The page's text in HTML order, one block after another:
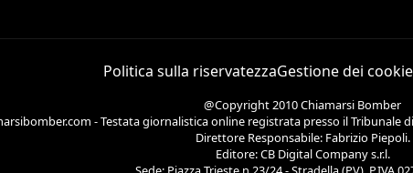
Politica sulla riservatezzaGestione dei cookie
@Copyright 2010 Chiamarsi Bomber
- Testata giornalistica online registrata presso il Tribunale
Direttore Responsabile: Fabrizio Piepoli.
Editore: CB Digital Company s.r.l.